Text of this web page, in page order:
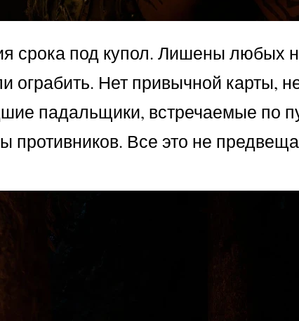
срока под купол. Лишены любых
ограбить. Нет привычной карты,
падальщики, встречаемые по
Все это не